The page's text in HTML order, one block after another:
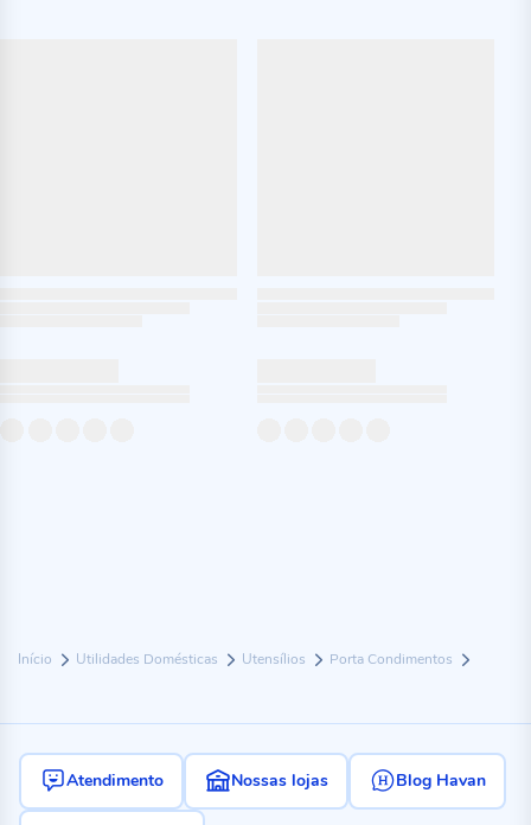
Início Utilidades Domésticas Utensílios Porta Condimentos
Atendimento Nossas lojas Blog Havan